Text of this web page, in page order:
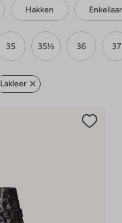
Hakken
35 35½ 36 37
Lakleer